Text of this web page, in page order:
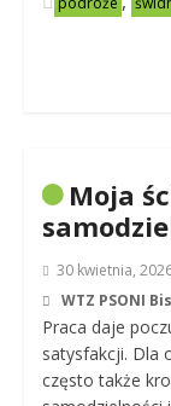
Moja
30 kwietnia,
WTZ PSONI
Praca daje
satysfakcji. Dla
często także